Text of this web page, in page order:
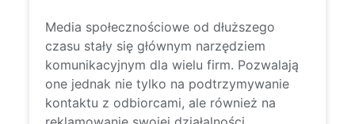
Media społecznościowe od dłuższego
czasu stały się głównym narzędziem
komunikacyjnym dla wielu firm. Pozwalają
one jednak nie tylko na podtrzymywanie
kontaktu z odbiorcami, ale również na